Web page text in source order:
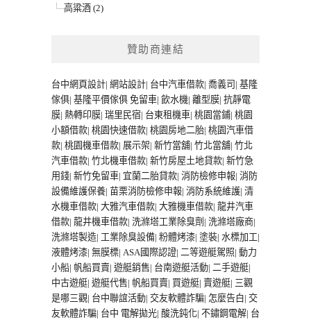
高粱酒 (2)
贊助商連結
台中網頁設計| 網站設計| 台中汽車借款| 喬義司 | 基隆
傢俱| 基隆平價傢俱 免留車| 飲水機| 離型膜| 抗靜電
膜| 熱轉印膜| 瑞里民宿| 台東租機車| 桃園當鋪| 桃園
小額借款| 桃園快速借款| 桃園房地二胎| 桃園汽車借
款| 桃園機車借款| 展示架| 新竹當舖| 竹北當舖| 竹北
汽車借款| 竹北機車借款| 新竹房屋土地貸款| 新竹急
用錢| 新竹免留車| 宜蘭二胎貸款| 消防檢修申報| 消防
設備維護保養| 苗栗消防檢修申報| 消防系統維護| 清
水機車借款| 大雅汽車借款| 大雅機車借款| 龍井汽車
借款| 龍井機車借款| 洗滌塔工業除臭劑 | 洗滌塔廠商|
洗滌塔製造| 工業除臭設備| 粉體烤漆| 塗裝| 水標加工|
液體烤漆| 無膜標| ASA國際認證| 二等遊艇駕照| 動力
小船| 帆船買賣| 遊艇銷售| 台南遊艇活動| 二手遊艇|
中古遊艇| 遊艇代售| 帆船買賣| 買遊艇| 賣遊艇| 三觀
是哪三觀| 台中聯誼活動| 交友軟體詐騙| 怎麼告白| 交
友軟體詐騙| 台中 電解拋光| 酸洗鈍化| 不鏽鋼電解| 台